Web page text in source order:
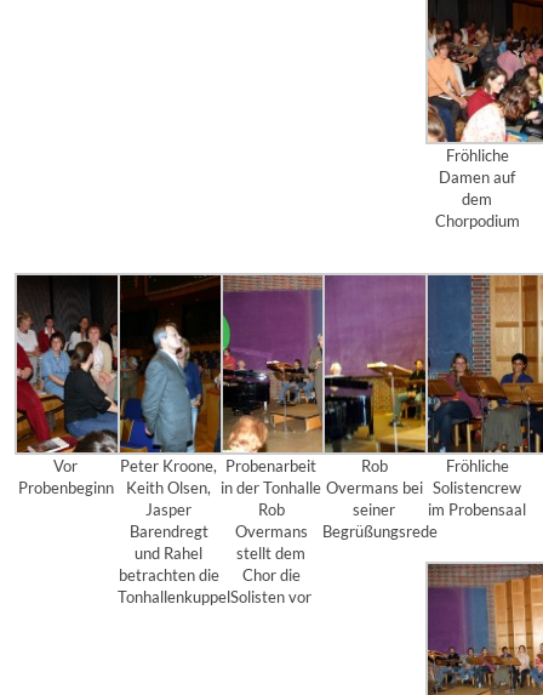
Fröhliche
Damen auf
dem
Chorpodium
Vor
Probenbeginn
Peter Kroone,
Keith Olsen,
Jasper
Barendregt
und Rahel
betrachten die
Tonhallenkuppel
Probenarbeit
in der Tonhalle
Rob
Overmans
stellt dem
Chor die
Solisten vor
Rob
Overmans bei
seiner
Begrüßungsrede
Fröhliche
Solistencrew
im Probensaal